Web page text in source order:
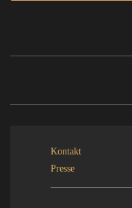
Kontakt
Presse